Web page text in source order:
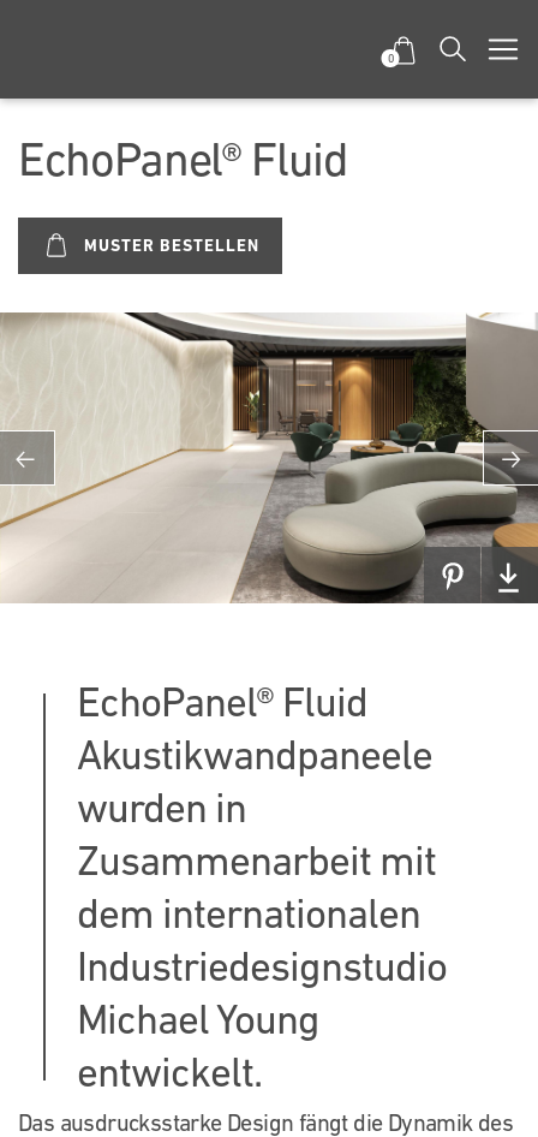
0
EchoPanel® Fluid
MUSTER BESTELLEN
EchoPanel® Fluid
Akustikwandpaneele
wurden in
Zusammenarbeit mit
dem internationalen
Industriedesignstudio
Michael Young
entwickelt.
Das ausdrucksstarke Design fängt die Dynamik des